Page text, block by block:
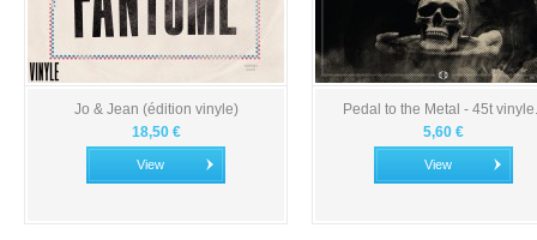
Jo & Jean (édition vinyle)
18,50 €
View
Pedal to the Metal - 45t
5,60 €
View